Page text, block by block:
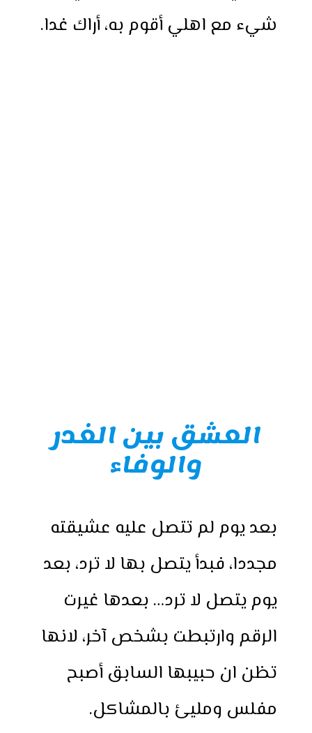
شيء مع اهلي أقوم به، أراك غدا.
العشق بين الغدر
والوفاء
بعد يوم لم تتصل عليه عشيقته
مجددا، فبدأ يتصل بها لا ترد، بعد
يوم يتصل لا ترد… بعدها غيرت
الرقم وارتبطت بشخص آخر، لانها
تظن ان حبيبها السابق أصبح
مفلس ومليئ بالمشاكل.